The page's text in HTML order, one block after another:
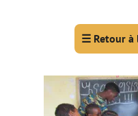
☰ Retour